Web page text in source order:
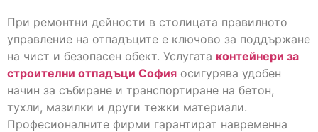
При ремонтни дейности в столицата правилното
управление на отпадъците е ключово за поддържане
на чист и безопасен обект. Услугата контейнери за
строителни отпадъци София осигурява удобен
начин за събиране и транспортиране на бетон,
тухли, мазилки и други тежки материали.
Професионалните фирми гарантират навременна